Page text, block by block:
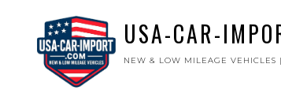
USA-CAR-
NEW & LOW MILEAGE VEHICLES